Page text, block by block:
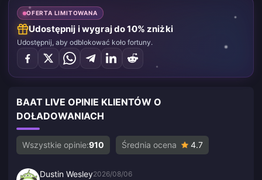
OFERTA LIMITOWANA
Udostępnij i wygraj do 10% zniżki
Udostępnij, aby odblokować koło fortuny.
BAAT LIVE OPINIE KLIENTÓW O
DOŁADOWANIACH
Wszystkie opinie:910 Średnia ocena 4.7
Dustin Wesley2026/08/06